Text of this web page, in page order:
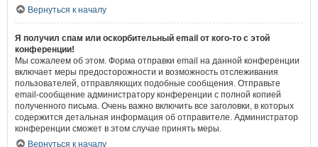
Вернуться к началу
Я получил спам или оскорбительный email от кого-то с этой
конференции!
Мы сожалеем об этом. Форма отправки email на данной конференции
включает меры предосторожности и возможность отслеживания
пользователей, отправляющих подобные сообщения. Отправьте
email-сообщение администратору конференции с полной копией
полученного письма. Очень важно включить все заголовки, в которых
содержится детальная информация об отправителе. Администратор
конференции сможет в этом случае принять меры.
Вернуться к началу